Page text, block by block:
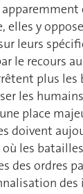
elles y
leurs
le recours
plus les
les
place
doivent
les
ordres